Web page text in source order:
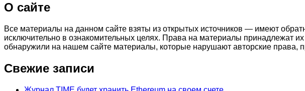
О сайте
Все материалы на данном сайте взяты из открытых источников — имеют
исключительно в ознакомительных целях. Права на материалы принадлежат
обнаружили на нашем сайте материалы, которые нарушают авторские
Свежие записи